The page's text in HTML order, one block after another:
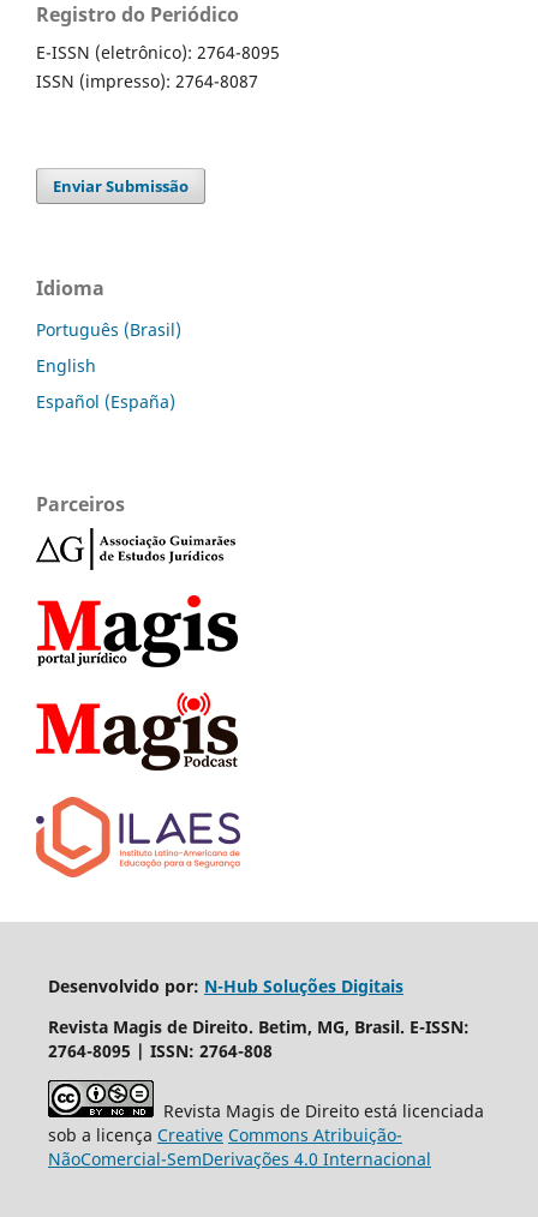
Registro do Periódico
E-ISSN (eletrônico): 2764-8095
ISSN (impresso): 2764-8087
Enviar Submissão
Idioma
Português (Brasil)
English
Español (España)
Parceiros
Desenvolvido por: N-Hub Soluções Digitais
Revista Magis de Direito. Betim, MG, Brasil. E-ISSN:
2764-8095 | ISSN: 2764-808
Revista Magis de Direito está licenciada
sob a licença Creative Commons Atribuição-
NãoComercial-SemDerivações 4.0 Internacional